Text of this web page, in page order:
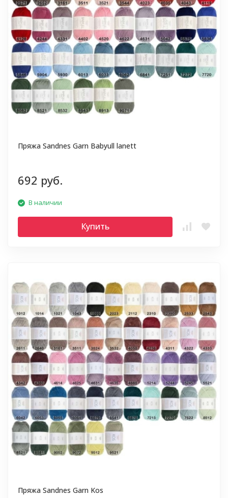
Пряжа Sandnes Garn Babyull lanett
692 руб.
В наличии
Купить
Пряжа Sandnes Garn Kos